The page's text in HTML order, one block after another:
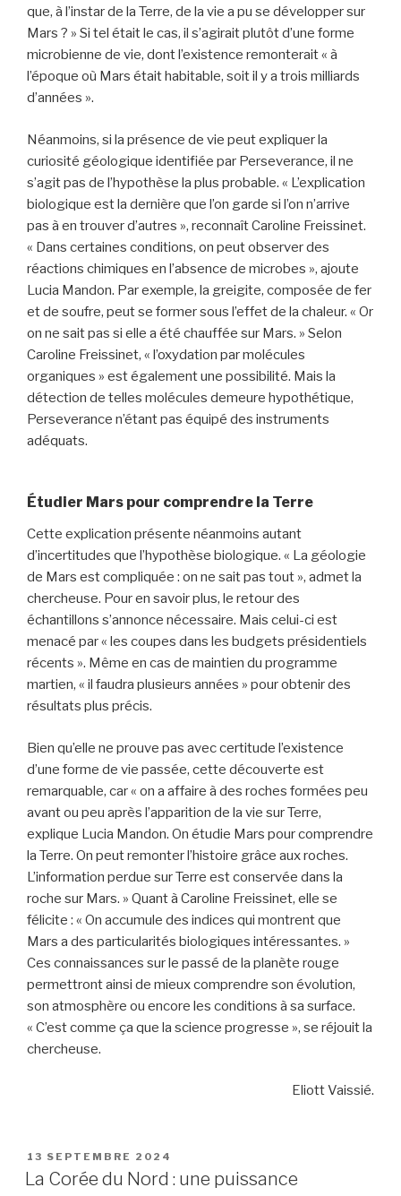
que, à l’instar de la Terre, de la vie a pu se développer sur
Mars ? » Si tel était le cas, il s’agirait plutôt d’une forme
microbienne de vie, dont l’existence remonterait « à
l’époque où Mars était habitable, soit il y a trois milliards
d’années ».
Néanmoins, si la présence de vie peut expliquer la
curiosité géologique identifiée par Perseverance, il ne
s’agit pas de l’hypothèse la plus probable. « L’explication
biologique est la dernière que l’on garde si l’on n’arrive
pas à en trouver d’autres », reconnaît Caroline Freissinet.
« Dans certaines conditions, on peut observer des
réactions chimiques en l’absence de microbes », ajoute
Lucia Mandon. Par exemple, la greigite, composée de fer
et de soufre, peut se former sous l’effet de la chaleur. « Or
on ne sait pas si elle a été chauffée sur Mars. » Selon
Caroline Freissinet, « l’oxydation par molécules
organiques » est également une possibilité. Mais la
détection de telles molécules demeure hypothétique,
Perseverance n’étant pas équipé des instruments
adéquats.
Étudier Mars pour comprendre la Terre
Cette explication présente néanmoins autant
d’incertitudes que l’hypothèse biologique. « La géologie
de Mars est compliquée : on ne sait pas tout », admet la
chercheuse. Pour en savoir plus, le retour des
échantillons s’annonce nécessaire. Mais celui-ci est
menacé par « les coupes dans les budgets présidentiels
récents ». Même en cas de maintien du programme
martien, « il faudra plusieurs années » pour obtenir des
résultats plus précis.
Bien qu’elle ne prouve pas avec certitude l’existence
d’une forme de vie passée, cette découverte est
remarquable, car « on a affaire à des roches formées peu
avant ou peu après l’apparition de la vie sur Terre,
explique Lucia Mandon. On étudie Mars pour comprendre
la Terre. On peut remonter l’histoire grâce aux roches.
L’information perdue sur Terre est conservée dans la
roche sur Mars. » Quant à Caroline Freissinet, elle se
félicite : « On accumule des indices qui montrent que
Mars a des particularités biologiques intéressantes. »
Ces connaissances sur le passé de la planète rouge
permettront ainsi de mieux comprendre son évolution,
son atmosphère ou encore les conditions à sa surface.
« C’est comme ça que la science progresse », se réjouit la
chercheuse.
Eliott Vaissié.
PUBLIÉ
LE
13 SEPTEMBRE 2024
La Corée du Nord : une puissance